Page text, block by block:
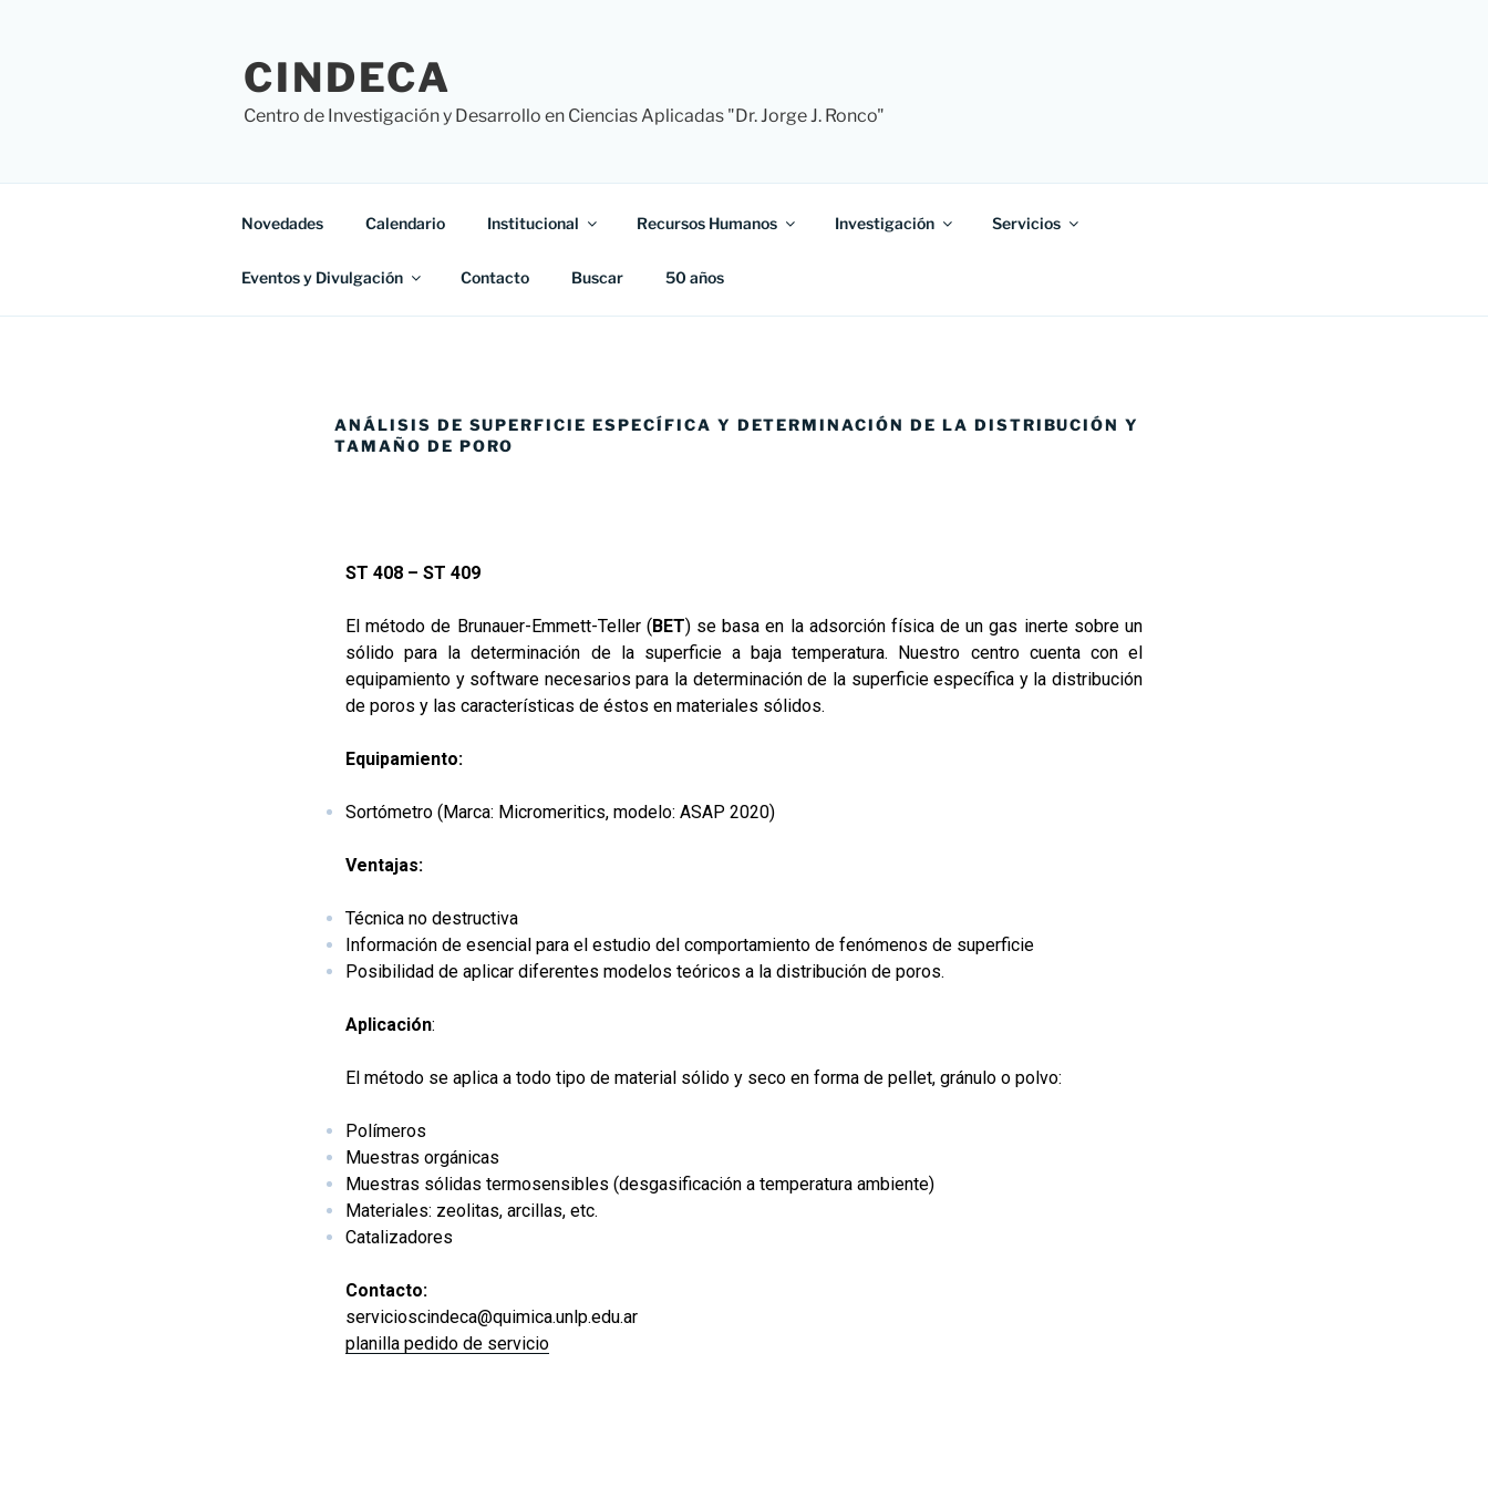
CINDECA
Centro de Investigación y Desarrollo en Ciencias Aplicadas "Dr. Jorge J. Ronco"
Novedades Calendario Institucional Recursos Humanos Investigación Servicios
Eventos y Divulgación Contacto Buscar 50 años
ANÁLISIS DE SUPERFICIE ESPECÍFICA Y DETERMINACIÓN DE LA DISTRIBUCIÓN Y
TAMAÑO DE PORO
ST 408 – ST 409
El método de Brunauer-Emmett-Teller (BET) se basa en la adsorción física de un gas inerte sobre un
sólido para la determinación de la superficie a baja temperatura. Nuestro centro cuenta con el
equipamiento y software necesarios para la determinación de la superficie específica y la distribución
de poros y las características de éstos en materiales sólidos.
Equipamiento:
Sortómetro (Marca: Micromeritics, modelo: ASAP 2020)
Ventajas:
Técnica no destructiva
Información de esencial para el estudio del comportamiento de fenómenos de superficie
Posibilidad de aplicar diferentes modelos teóricos a la distribución de poros.
Aplicación:
El método se aplica a todo tipo de material sólido y seco en forma de pellet, gránulo o polvo:
Polímeros
Muestras orgánicas
Muestras sólidas termosensibles (desgasificación a temperatura ambiente)
Materiales: zeolitas, arcillas, etc.
Catalizadores
Contacto:
servicioscindeca@quimica.unlp.edu.ar
planilla pedido de servicio